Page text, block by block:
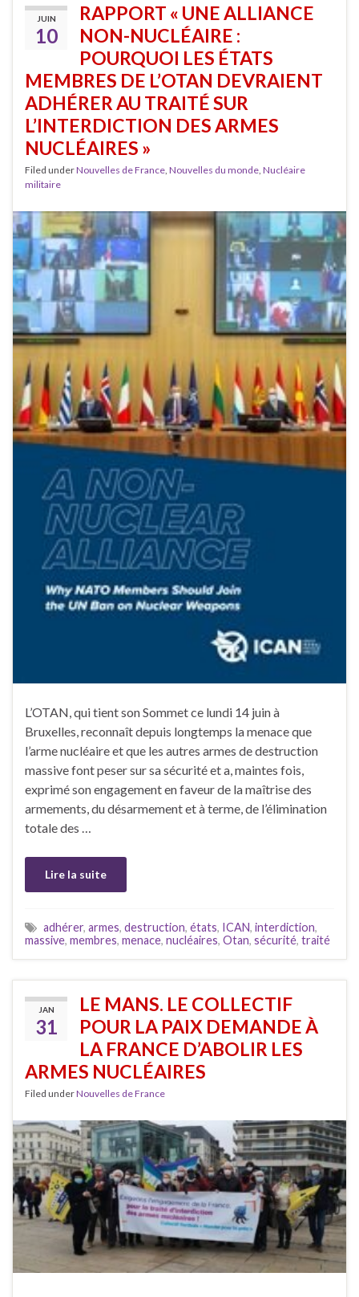
JUIN
10
RAPPORT « UNE ALLIANCE
NON-NUCLÉAIRE :
POURQUOI LES ÉTATS
MEMBRES DE L’OTAN DEVRAIENT
ADHÉRER AU TRAITÉ SUR
L’INTERDICTION DES ARMES
NUCLÉAIRES »
Filed underNouvelles de France Nouvelles du monde Nucléaire
militaire
L’OTAN, qui tient son Sommet ce lundi 14 juin à
Bruxelles, reconnaît depuis longtemps la menace que
l’arme nucléaire et que les autres armes de destruction
massive font peser sur sa sécurité et a, maintes fois,
exprimé son engagement en faveur de la maîtrise des
armements, du désarmement et à terme, de l’élimination
totale des …
Lire la suite
adhérer, armes, destruction, états, ICAN, interdiction,
massive, membres, menace, nucléaires, Otan, sécurité, traité
JAN
31
LE MANS. LE COLLECTIF
POUR LA PAIX DEMANDE À
LA FRANCE D’ABOLIR LES
ARMES NUCLÉAIRES
Filed underNouvelles de France